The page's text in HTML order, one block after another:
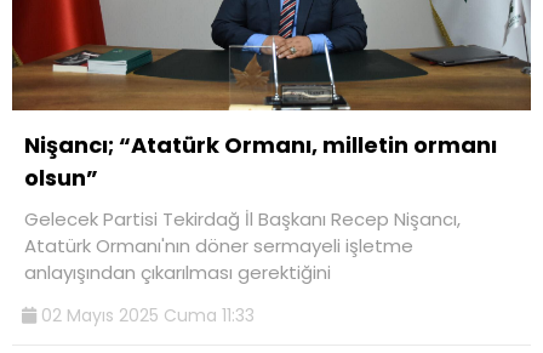
Nişancı; “Atatürk Ormanı, milletin ormanı
olsun”
Gelecek Partisi Tekirdağ İl Başkanı Recep Nişancı,
Atatürk Ormanı'nın döner sermayeli işletme
anlayışından çıkarılması gerektiğini
02 Mayıs 2025 Cuma 11:33